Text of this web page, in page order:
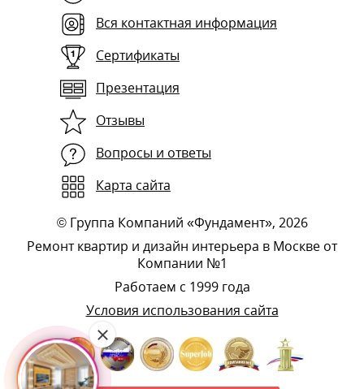
Вся контактная информация
Сертификаты
Презентация
Отзывы
Вопросы и ответы
Карта сайта
© Группа Компаний «Фундамент», 2026
Ремонт квартир и дизайн интерьера в Москве от
Компании №1
Работаем с 1999 года
Условия использования сайта